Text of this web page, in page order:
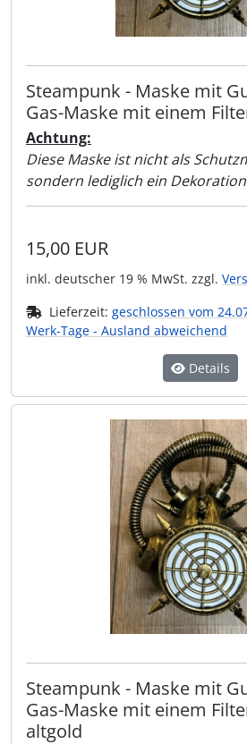
Steampunk - Maske mit
Gas-Maske mit einem
Achtung:
Diese Maske ist nicht als
sondern lediglich ein
15,00 EUR
inkl. deutscher 19 % MwSt. zzgl.
Lieferzeit: geschlossen vom
Werk-Tage - Ausland abweichend
Details
Steampunk - Maske mit
Gas-Maske mit einem
altgold